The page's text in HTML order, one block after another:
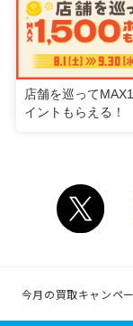
店舗を巡って
イントもらえる！
今月の買取キャンペ